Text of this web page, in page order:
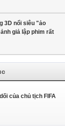
3D nổi siêu "ảo
giả lập phim rất
của chủ tịch FIFA